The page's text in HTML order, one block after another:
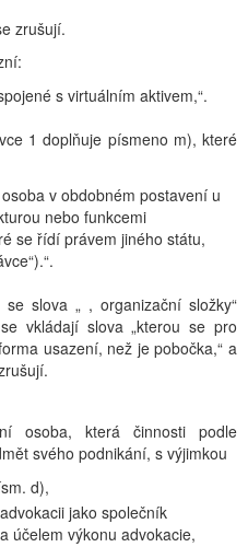
zrušují.
s virtuálním aktivem,“.
1 doplňuje písmeno m), které
v obdobném postavení u
nebo funkcemi
se řídí právem jiného státu,
slova „ , organizační složky“
vkládají slova „kterou se pro
usazení, než je pobočka,“ a
osoba, která činnosti podle
svého podnikání, s výjimkou
d),
jako společník
účelem výkonu advokacie,